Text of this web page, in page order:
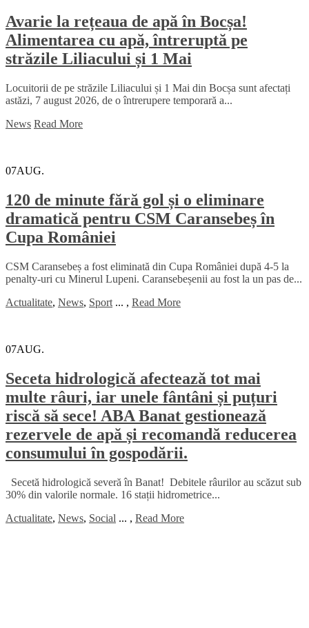
Avarie la rețeaua de apă în Bocșa!
Alimentarea cu apă, întreruptă pe
străzile Liliacului și 1 Mai
Locuitorii de pe străzile Liliacului și 1 Mai din Bocșa sunt afectați
astăzi, 7 august 2026, de o întrerupere temporară a...
News Read More
07AUG.
120 de minute fără gol și o eliminare
dramatică pentru CSM Caransebeș în
Cupa României
CSM Caransebeș a fost eliminată din Cupa României după 4-5 la
penalty-uri cu Minerul Lupeni. Caransebeșenii au fost la un pas de...
Actualitate, News, Sport ... , Read More
07AUG.
Seceta hidrologică afectează tot mai
multe râuri, iar unele fântâni și puțuri
riscă să sece! ABA Banat gestionează
rezervele de apă și recomandă reducerea
consumului în gospodării.
Secetă hidrologică severă în Banat! Debitele râurilor au scăzut sub
30% din valorile normale. 16 stații hidrometrice...
Actualitate, News, Social ... , Read More